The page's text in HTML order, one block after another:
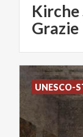
Kirche
Grazie
UNESCO-